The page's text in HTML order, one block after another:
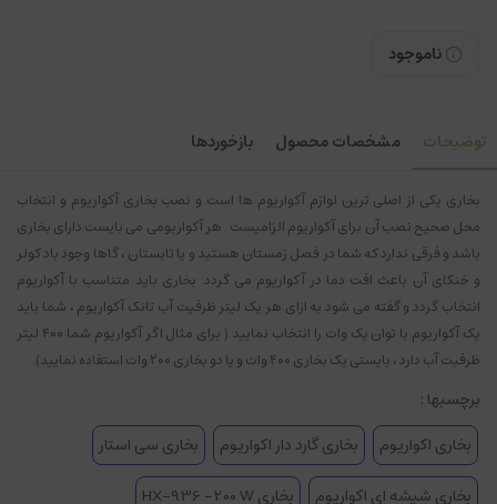
ناموجود
توضیحات مشخصات محصول بازخوردها
بخاری یکی از اصلی ترین لوازم آکواریوم ها است و نصب بخاری آکواریوم و انتخاب
محل صحیح نصب آن برای آکواریوم الزامیست . هر آکواریومی می بایست دارای بخاری
باشد و فرقی ندارد که شما در فصل زمستان هستید و یا تابستان ، گاها وجود باد کولر
و خنکای آن باعث افت دما در آکواریوم می گردد. بخاری باید متناسب با آکواریوم
انتخاب گردد و گفته می شود به ازای هر یک لیتر ظرفیت آب تانک آکواریوم ، شما باید
یک آکواریوم با توان یک وات را انتخاب نمایید ( برای مثال اگر آکواریوم شما ۴۰۰ لیتر
ظرفیت آب دارد ، بایستی یک بخاری ۴۰۰ وات و یا دو بخاری ۲۰۰ وات استفاده نمایید).
برچسبها :
بخاری اکواریوم
بخاری گارد دار اکواریوم
بخاری سی استار
بخاری شیشه ای اکواریوم
بخاری HX-936 -200 W